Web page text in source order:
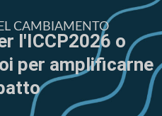
CAMBIAMENTO
l'ICCP2026 o
per amplificarne